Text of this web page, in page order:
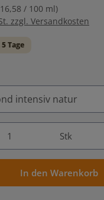
/ 100 ml)
zzgl. Versandkosten
Tage
Gib denStk
In den Warenkorb